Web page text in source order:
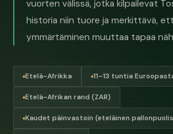
vuorten välissä, jotka kilpailevat
historia niin tuore ja merkittävä,
ymmärtäminen muuttaa tapaa
Etelä-Afrikka 11–13 tuntia
Etelä-Afrikan rand (ZAR)
Kaudet päinvastoin (eteläinen